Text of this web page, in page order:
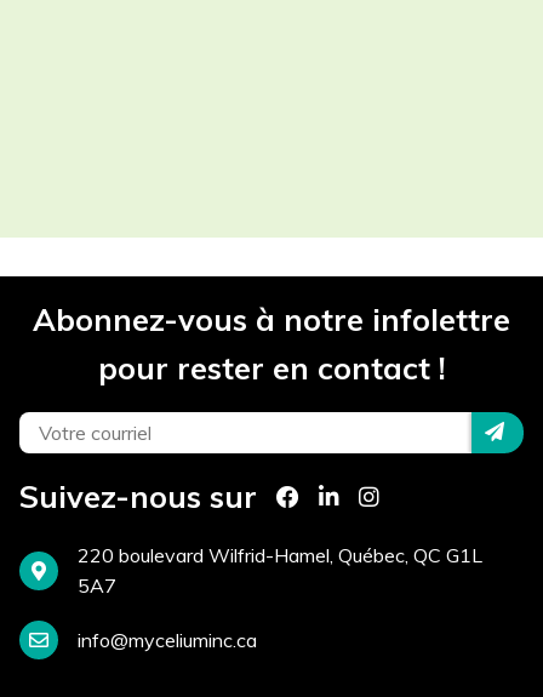
Téléphone *
Courriel *
Site Internet
Abonnez-vous à notre infolettre
pour rester en contact !
Suivez-nous sur
220 boulevard Wilfrid-Hamel, Québec, QC G1L
5A7
info@myceliuminc.ca